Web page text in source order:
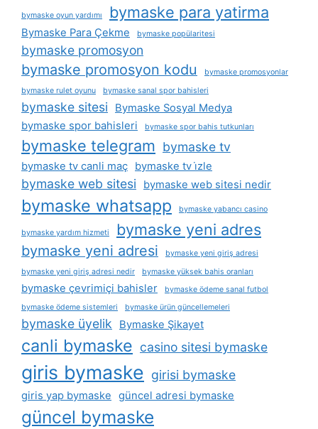
bymaske oyun yardımı bymaske para yatirma
Bymaske Para Çekme bymaske popülaritesi
bymaske promosyon
bymaske promosyon kodu
bymaske promosyonlar
bymaske rulet oyunu
bymaske sanal spor bahisleri
bymaske sitesi
Bymaske Sosyal Medya
bymaske spor bahisleri
bymaske spor bahis tutkunları
bymaske telegram bymaske tv
bymaske tv canli maç bymaske tv i̇zle
bymaske web sitesi bymaske web sitesi nedir
bymaske whatsapp bymaske yabancı casino
bymaske yardım hizmeti bymaske yeni adres
bymaske yeni adresi
bymaske yeni giriş adresi
bymaske yeni giriş adresi nedir
bymaske yüksek bahis oranları
bymaske çevrimiçi bahisler
bymaske ödeme sanal futbol
bymaske ödeme sistemleri
bymaske ürün güncellemeleri
bymaske üyelik Bymaske Şikayet
canli bymaske casino sitesi bymaske
giris bymaske girisi bymaske
giris yap bymaske güncel adresi bymaske
güncel bymaske